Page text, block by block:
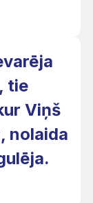
tie
Viņš
nolaida